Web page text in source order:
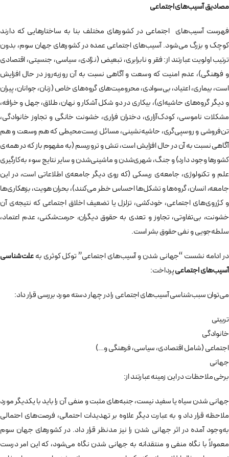
مصادیق آسیب‌های اجتماعی
فهرست آسیب‌های اجتماعی در کشورهای مختلف بنا به ساختارهایی که دارند
کوچک و بزرگ می‌شود. آسیب‌های اجتماعی عمده در کشورهای جهان سوم، بدون
ترتیب اولویت عبارتند از: فقر و نابرابری، تبعیض (نژادی، سیاسی، جنسیتی، اقتصادی
و فرهنگی)، عدم امنیت که وسعت و آگاهی نسبت به آن روز‌به‌روز در حال افزایش
است، بیماری، اعتیاد، بی‌سوادی، محرومیت‌های گروه‌های خاص (زنان، جوانان، پیران
و دیگر گروه‌های حاشیه‌ای)، بیکاری در دو شکل آشکار و نهان، طلاق، جهل و خرافه،
مشکلات ناموسی، کودک‌آزاری، دختران فراری، خشونت خانگی و تجاوز خانوادگی،
تن‌فروشی و روسپی‌گری، حاشیه‌نشینی، مسائل زیست‌محیطی که هم وسعت و هم
آگاهی نسبت به آن در حال افزایش است، تنش و تروریسم (به مفهوم باز که در همه‌ی
کشورها وجود دارد) و جنگ، شهری‌شدن و ماشینی‌شدن و سایر نتایج سوء به‌کارگیری
علم و تکنولوژی، جامعه‌ی ریسکی (که روی دیگر جامعه‌ی اطلاعاتی است، در این
جامعه، انسان، گروه‌ها و تشکل‌ها احساس خطر می‌کنند)، بحران هویت، بزهکاری‌ها
و کژروی‌های اجتماعی، خودکشی، تزلزل یا تضعیف اخلاق اجتماعی که نتیجه‌ی آن
خشونت، بی‌تفاوتی، تجاوز و تعدی به حقوق دیگران، حرمت‌شکنی، عدم اعتماد،
سلطه‌جویی و نفی حقوق بشر است.
در ادامه نشست “جهانی شدن و آسیب‌های اجتماعی” توکل کوثری بهعلت‌شناسی
آسیب‌های اجتماعیپرداخت:
می‌توان سبب‌شناسی آسیب‌های اجتماعی را در چهار دسته‌ مورد بررسی قرار داد:
تربیتی
خانوادگی
اجتماعی (شامل اقتصادی، سیاسی، فرهنگی و…)
جهانی
برخی ملاحظات در این زمینه عبارتند از:
جهانی شدن سیاه یا سفید نیست، جنبه‌های مثبت و منفی آن را باید با یکدیگر مورد
ملاحظه قرار داد و به عبارت دیگر علاوه بر تهدیدات احتمالی، فرصت‌های احتمالی
به‌وجود آمده در اثر جهانی شدن را نیز مدنظر قرار داد. در کشورهای جهان سوم
معمولاً با نگاه منفی و منتقدانه به جهانی شدن نگاه می‌شود، که این امر درست